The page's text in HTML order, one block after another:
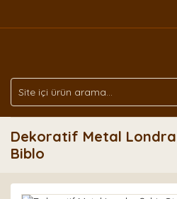
Dekoratif Metal Londra
Biblo